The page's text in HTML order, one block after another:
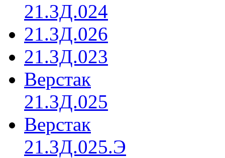
21.3Д.024
21.3Д.026
21.3Д.023
Верстак
21.3Д.025
Верстак
21.3Д.025.Э